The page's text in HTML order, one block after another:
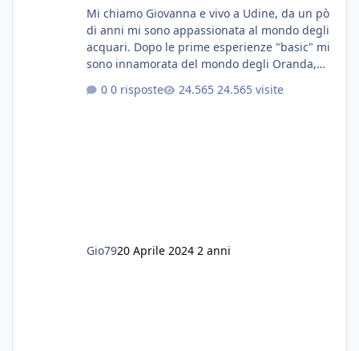
Mi chiamo Giovanna e vivo a Udine, da un pò
di anni mi sono appassionata al mondo degli
acquari. Dopo le prime esperienze "basic" mi
sono innamorata del mondo degli Oranda,
E' stata una bella scuola per quanto riguarda
0 risposte 24.565 visite
Gio7920 Aprile 2024 2 anni